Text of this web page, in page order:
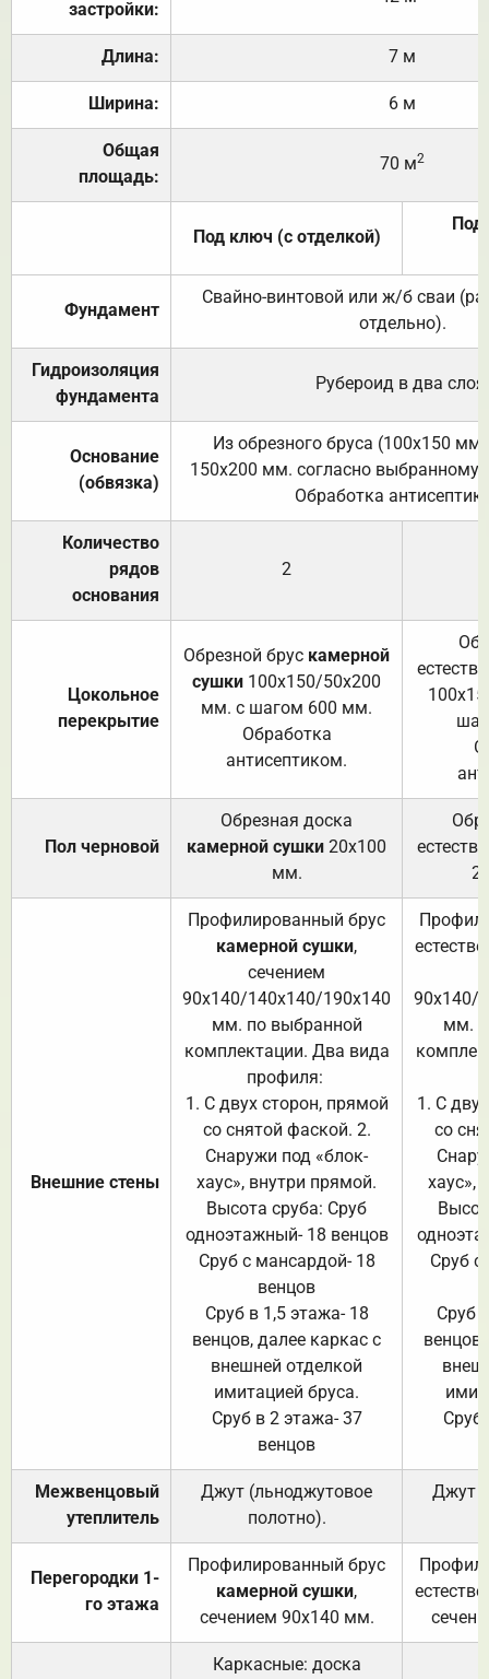
застройки:
Длина: 7 м
Ширина: 6 м
Общая
площадь:
70 м2
Под ключ (с отделкой)
Под
Фундамент
Свайно-винтовой или ж/б сваи
отдельно).
Гидроизоляция
фундамента
Рубероид в два слоя.
Основание
(обвязка)
Из обрезного бруса (100х150
150х200 мм. согласно выбранному
Обработка
Количество
рядов
основания
2
Цокольное
перекрытие
Обрезной брус камерной
сушки 100х150/50х200
мм. с шагом 600 мм.
Обработка
антисептиком.
Пол черновой
Обрезная доска
камерной сушки 20х100
мм.
Внешние стены
Профилированный брус
камерной сушки,
сечением
90х140/140х140/190х140
мм. по выбранной
комплектации. Два вида
профиля:
1. С двух сторон, прямой
со снятой фаской. 2.
Снаружи под «блок-
хаус», внутри прямой.
Высота сруба: Сруб
одноэтажный- 18 венцов
Сруб с мансардой- 18
венцов
Сруб в 1,5 этажа- 18
венцов, далее каркас с
внешней отделкой
имитацией бруса.
Сруб в 2 этажа- 37
венцов
90х140/
мм.
1. С
со
хаус»,
Сруб с
Сруб
Сруб
Межвенцовый
утеплитель
Джут (льноджутовое
полотно).
Джут
Перегородки 1-
го этажа
Профилированный брус
камерной сушки,
сечением 90х140 мм.
Каркасные: доска